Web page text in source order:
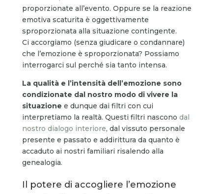
proporzionate all’evento. Oppure se la reazione
emotiva scaturita è oggettivamente
sproporzionata alla situazione contingente.
Ci accorgiamo (senza giudicare o condannare)
che l’emozione è sproporzionata? Possiamo
interrogarci sul perché sia tanto intensa.
La qualità e l’intensità dell’emozione sono
condizionate dal nostro modo di vivere la
situazione e dunque dai filtri con cui
interpretiamo la realtà. Questi filtri nascono dal
nostro dialogo interiore, dal vissuto personale
presente e passato e addirittura da quanto è
accaduto ai nostri familiari risalendo alla
genealogia.
Il potere di accogliere l’emozione